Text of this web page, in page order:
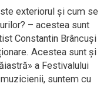
exteriorul și cum se
– acestea sunt
Constantin Brâncuși
Acestea sunt și
a Festivalului
suntem cu